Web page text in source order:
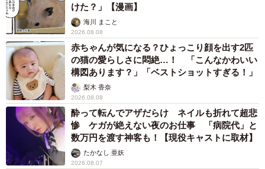
けた？」【漫画】
海川 まこと
2026.08.08
赤ちゃんが気になる？ひょっこり顔を出す2匹
の猫の愛らしさに悶絶…！ 「こんなかわいい
構図あります？」「ベストショットすぎる！」
梨木 香奈
2026.08.08
酔って転んでアザだらけ ネイルも折れて超悲
惨 ケガが絶えない夜のお仕事 「病院代」と
数万円を渡す神客も！【現役キャストに取材】
たかなし 亜妖
2026.08.07